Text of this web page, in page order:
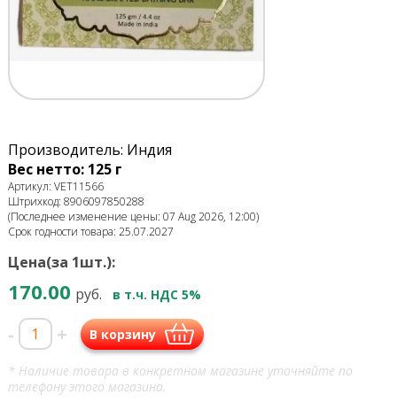
Производитель: Индия
Вес нетто: 125 г
Артикул: VET11566
Штрихкод: 8906097850288
(Последнее изменение цены: 07 Aug 2026, 12:00)
Срок годности товара: 25.07.2027
Цена(за 1шт.):
170.00 руб. в т.ч. НДС 5%
- + В корзину
* Наличие товара в конкретном магазине уточняйте по
телефону этого магазина.